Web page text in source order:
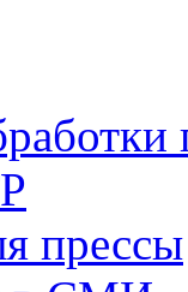
прессы